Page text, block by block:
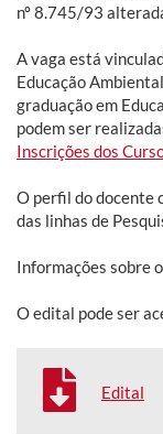
nº 8.745/93
A vaga está
Educação
graduação em
podem ser
Inscrições dos
O perfil do docente
das linhas de
Informações sobre
O edital pode ser
Edital